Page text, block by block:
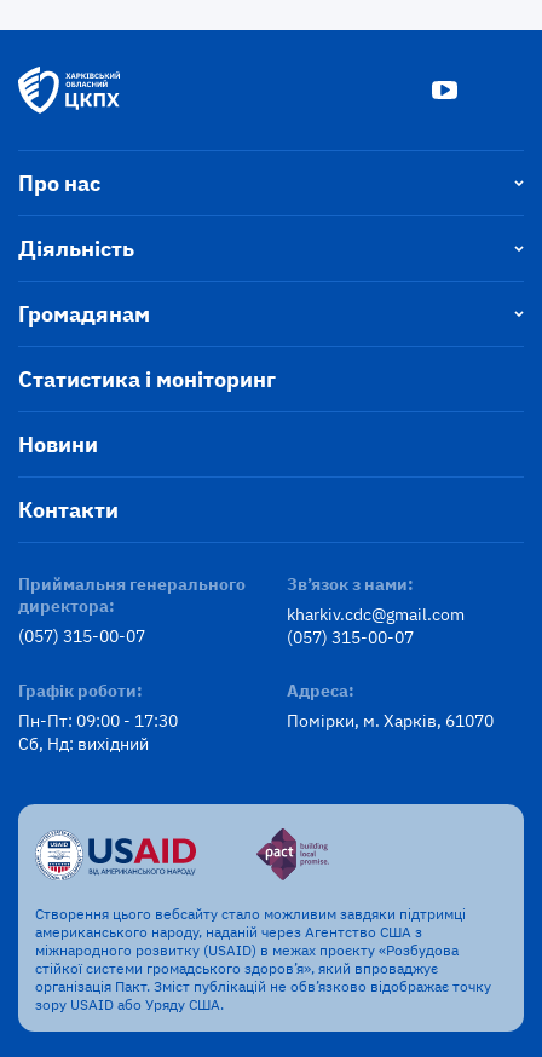
Про нас
Діяльність
Громадянам
Статистика і моніторинг
Новини
Контакти
Приймальня генерального
директора:
(057) 315-00-07
Зв’язок з нами:
kharkiv.cdc@gmail.com
(057) 315-00-07
Графік роботи:
Пн-Пт: 09:00 - 17:30
Сб, Нд: вихідний
Адреса:
Помірки, м. Харків, 61070
Створення цього вебсайту стало можливим завдяки підтримці
американського народу, наданій через Агентство США з
міжнародного розвитку (USAID) в межах проєкту «Розбудова
стійкої системи громадського здоров’я», який впроваджує
організація Пакт. Зміст публікацій не обв’язково відображає точку
зору USAID або Уряду США.